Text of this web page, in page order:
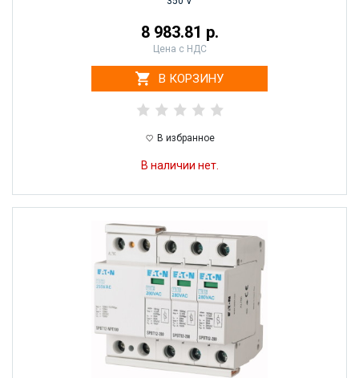
8 983.81 р.
Цена с НДС
В КОРЗИНУ
В избранное
В наличии нет.